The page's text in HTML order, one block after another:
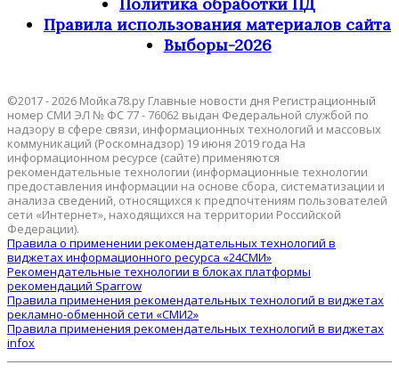
Правила использования материалов сайта
Выборы-2026
©2017 - 2026 Мойка78.ру Главные новости дня Регистрационный
номер СМИ ЭЛ № ФС 77 - 76062 выдан Федеральной службой по
надзору в сфере связи, информационных технологий и массовых
коммуникаций (Роскомнадзор) 19 июня 2019 года На
информационном ресурсе (сайте) применяются
рекомендательные технологии (информационные технологии
предоставления информации на основе сбора, систематизации и
анализа сведений, относящихся к предпочтениям пользователей
сети «Интернет», находящихся на территории Российской
Федерации).
Правила о применении рекомендательных технологий в
виджетах информационного ресурса «24СМИ»
Рекомендательные технологии в блоках платформы
рекомендаций Sparrow
Правила применения рекомендательных технологий в виджетах
рекламно-обменной сети «СМИ2»
Правила применения рекомендательных технологий в виджетах
infox